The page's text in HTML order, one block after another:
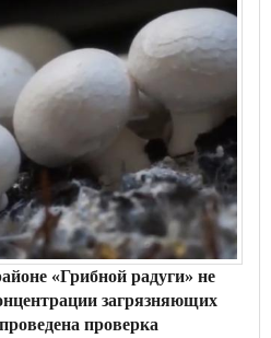
«Грибной радуги» не
загрязняющих
проверка